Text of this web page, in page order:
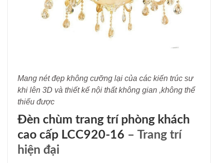
Mang nét đẹp không cưỡng lại của các kiến trúc sư
khi lên 3D và thiết kế nội thất không gian ,không thể
thiếu được
Đèn chùm trang trí phòng khách
cao cấp LCC920-16 – Trang trí
hiện đại